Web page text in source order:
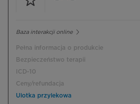
Baza interakcji online
Pełna informacja o produkcie
Bezpieczeństwo terapii
ICD-10
Ceny/refundacja
Ulotka przylekowa